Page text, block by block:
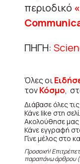
περιοδικό
ΠΗΓΗ:
Όλες οι
τονΚόσμο,
Διάβασε όλες
Κάνε like στη
Ακολούθησε
Κάνε εγγραφή
Γίνε μέλος στο
Προσοχή!
παραπάνω άρθρου (